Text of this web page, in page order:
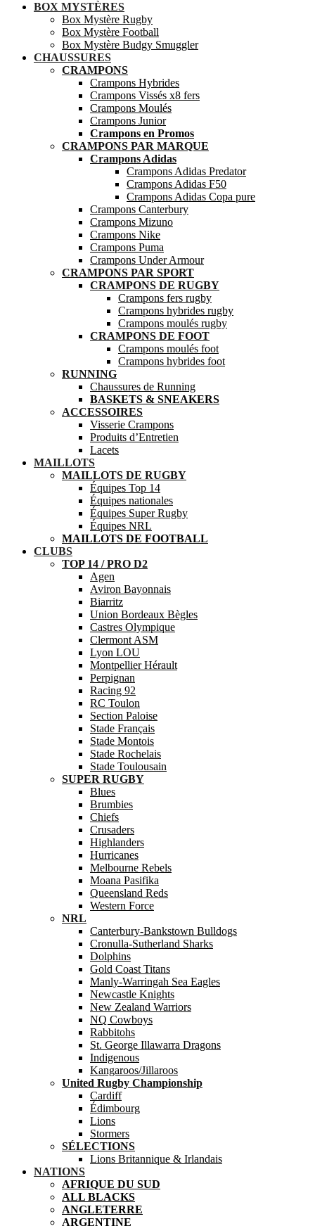
BOX MYSTÈRES
Box Mystère Rugby
Box Mystère Football
Box Mystère Budgy Smuggler
CHAUSSURES
CRAMPONS
Crampons Hybrides
Crampons Vissés x8 fers
Crampons Moulés
Crampons Junior
Crampons en Promos
CRAMPONS PAR MARQUE
Crampons Adidas
Crampons Adidas Predator
Crampons Adidas F50
Crampons Adidas Copa pure
Crampons Canterbury
Crampons Mizuno
Crampons Nike
Crampons Puma
Crampons Under Armour
CRAMPONS PAR SPORT
CRAMPONS DE RUGBY
Crampons fers rugby
Crampons hybrides rugby
Crampons moulés rugby
CRAMPONS DE FOOT
Crampons moulés foot
Crampons hybrides foot
RUNNING
Chaussures de Running
BASKETS & SNEAKERS
ACCESSOIRES
Visserie Crampons
Produits d’Entretien
Lacets
MAILLOTS
MAILLOTS DE RUGBY
Équipes Top 14
Équipes nationales
Équipes Super Rugby
Équipes NRL
MAILLOTS DE FOOTBALL
CLUBS
TOP 14 / PRO D2
Agen
Aviron Bayonnais
Biarritz
Union Bordeaux Bègles
Castres Olympique
Clermont ASM
Lyon LOU
Montpellier Hérault
Perpignan
Racing 92
RC Toulon
Section Paloise
Stade Français
Stade Montois
Stade Rochelais
Stade Toulousain
SUPER RUGBY
Blues
Brumbies
Chiefs
Crusaders
Highlanders
Hurricanes
Melbourne Rebels
Moana Pasifika
Queensland Reds
Western Force
NRL
Canterbury-Bankstown Bulldogs
Cronulla-Sutherland Sharks
Dolphins
Gold Coast Titans
Manly-Warringah Sea Eagles
Newcastle Knights
New Zealand Warriors
NQ Cowboys
Rabbitohs
St. George Illawarra Dragons
Indigenous
Kangaroos/Jillaroos
United Rugby Championship
Cardiff
Édimbourg
Lions
Stormers
SÉLECTIONS
Lions Britannique & Irlandais
NATIONS
AFRIQUE DU SUD
ALL BLACKS
ANGLETERRE
ARGENTINE